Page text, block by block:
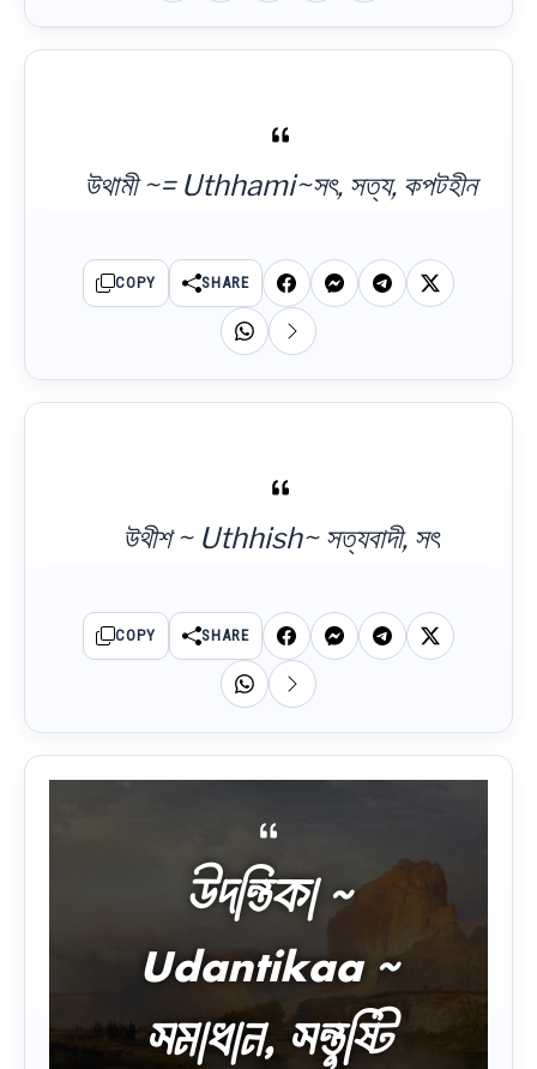
উথামী ~= Uthhami~সৎ, সত্য, কপটহীন
COPY SHARE
উথীশ ~ Uthhish~ সত্যবাদী, সৎ
COPY SHARE
উদন্তিকা ~
Udantikaa ~
সমাধান, সন্তুষ্টি